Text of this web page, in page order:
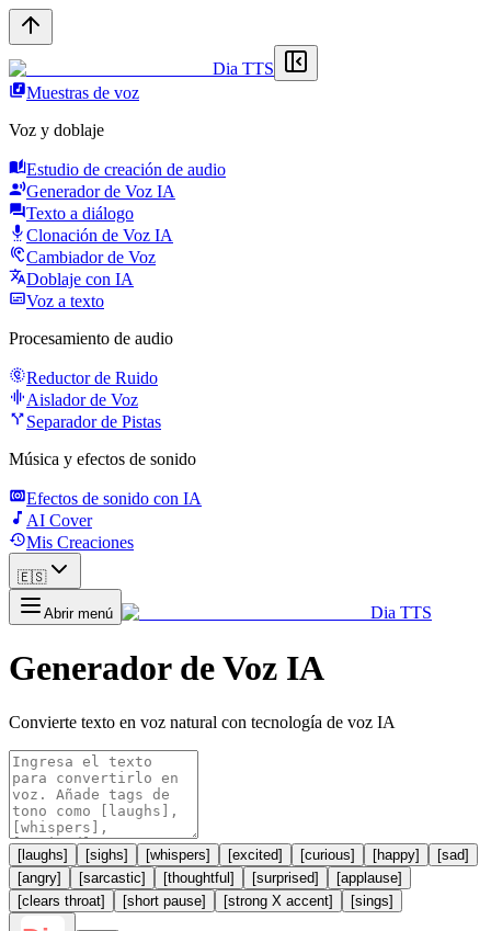
Dia TTS
Muestras de voz
Voz y doblaje
Estudio de creación de audio
Generador de Voz IA
Texto a diálogo
Clonación de Voz IA
Cambiador de Voz
Doblaje con IA
Voz a texto
Procesamiento de audio
Reductor de Ruido
Aislador de Voz
Separador de Pistas
Música y efectos de sonido
Efectos de sonido con IA
AI Cover
Mis Creaciones
🇪🇸
Abrir menú Dia TTS
Generador de Voz IA
Convierte texto en voz natural con tecnología de voz IA
[laughs] [sighs] [whispers] [excited] [curious] [happy]
[sad]
[angry]
[sarcastic] [thoughtful] [surprised]
[applause]
[clears throat]
[short pause] [strong X accent] [sings]